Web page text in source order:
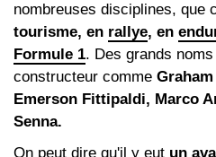
nombreuses disciplines, que
tourisme, en rallye, en
Formule 1. Des grands
constructeur comme
Emerson Fittipaldi, Marco
Senna.
On peut dire qu'il y eut un